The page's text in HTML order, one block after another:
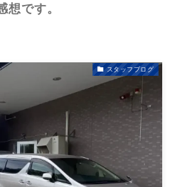
想です。
スタッフブログ